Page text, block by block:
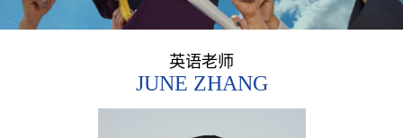
英语老师
JUNE ZHANG